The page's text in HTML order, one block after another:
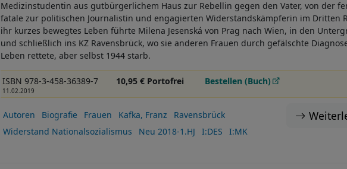
Medizinstudentin aus gutbürgerlichem Haus zur Rebellin gegen den Vater, von der
fatale zur politischen Journalistin und engagierten Widerstandskämpferin im Dritten
ihr kurzes bewegtes Leben führte Milena Jesenská von Prag nach Wien, in den
und schließlich ins KZ Ravensbrück, wo sie anderen Frauen durch gefälschte
Leben rettete, aber selbst 1944 starb.
ISBN 978-3-458-36389-7
11.02.2019
10,95 € Portofrei Bestellen (Buch)
Autoren Biografie Frauen Kafka, Franz
Ravensbrück
Widerstand Nationalsozialismus
Neu 2018-1.HJ I:DES I:MK